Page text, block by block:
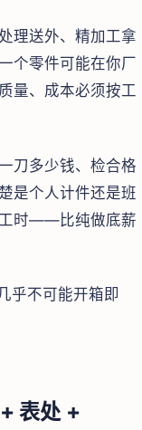
理送外、精加工拿
个零件可能在你厂
量、成本必须按工
刀多少钱、检合格
是个人计件还是班
工时——比纯做底薪
乎不可能开箱即
表处 +